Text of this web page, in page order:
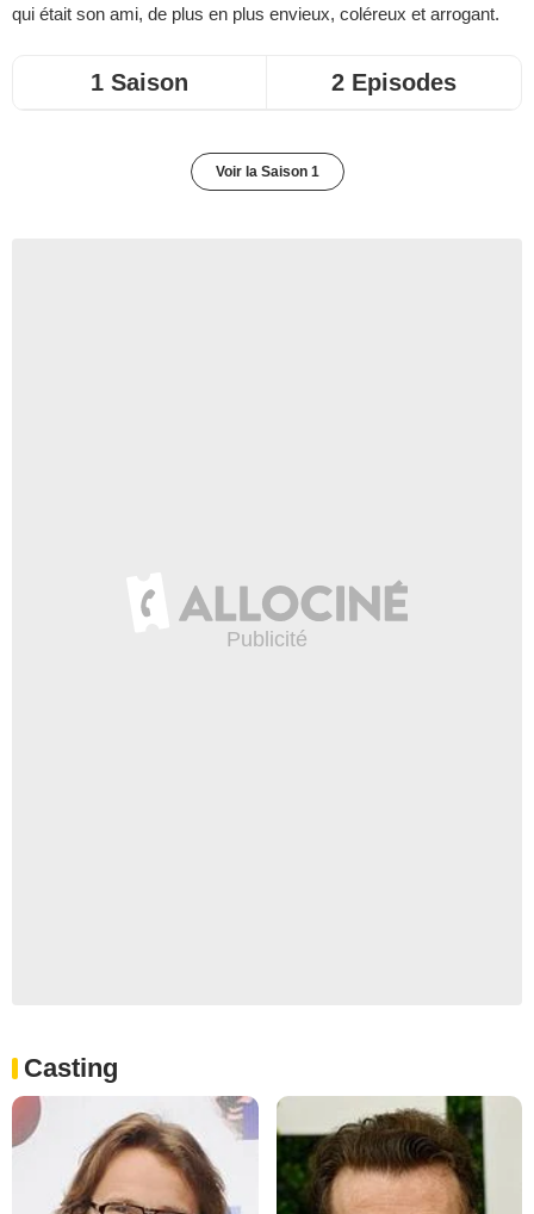
qui était son ami, de plus en plus envieux, coléreux et arrogant.
1 Saison 2 Episodes
Voir la Saison 1
Casting